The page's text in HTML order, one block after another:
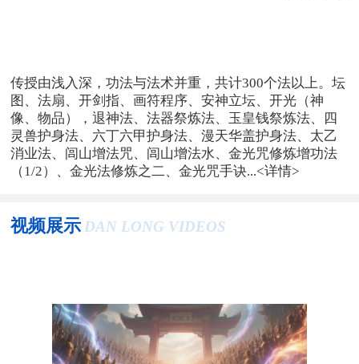
传授由浅入深，功法与法术并重，共计300个法以上。坛
图、法扇、开剑指、画符程序、安神立坛、开光（神
像、物品），退神法、法器祭炼法、玉皇钱祭炼法、四
灵兽护身法、六丁六甲护身法、漫天华盖护身法、太乙
消业法、闾山增法咒、闾山增法水、金光咒修炼增功法
（1/2）、金光法修炼之二、金光咒手诀...<详情>
视频展示 DAN LONG VIDEOS